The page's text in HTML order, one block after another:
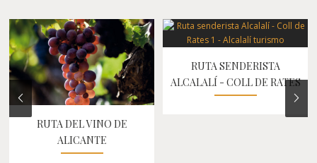
RUTA DEL VINO DE
ALICANTE
RUTA SENDERISTA
ALCALALÍ - COLL DE RATES